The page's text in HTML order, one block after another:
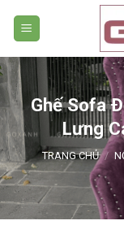
dung
Ghế Sofa
Lưng
TRANG CHỦ /